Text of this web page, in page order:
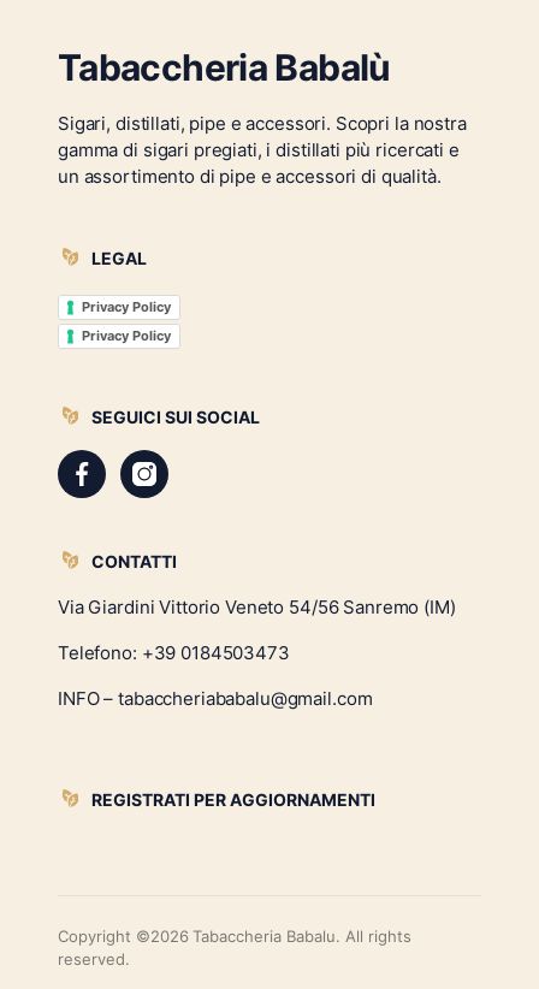
Tabaccheria Babalù
Sigari, distillati, pipe e accessori. Scopri la nostra
gamma di sigari pregiati, i distillati più ricercati e
un assortimento di pipe e accessori di qualità.
LEGAL
Privacy Policy
Privacy Policy
SEGUICI SUI SOCIAL
CONTATTI
Via Giardini Vittorio Veneto 54/56 Sanremo (IM)
Telefono: +39 0184503473
INFO – tabaccheriababalu@gmail.com
REGISTRATI PER AGGIORNAMENTI
Copyright ©2026 Tabaccheria Babalu. All rights
reserved.